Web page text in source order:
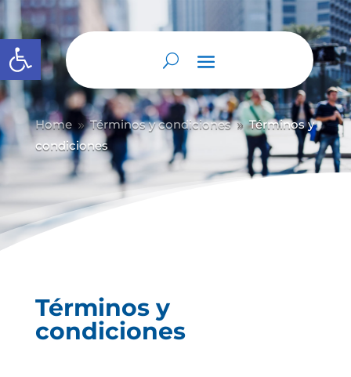
Abrir barra de herramientas
Home 9 Términos y condiciones 9 Términos y
condiciones
Términos y
condiciones